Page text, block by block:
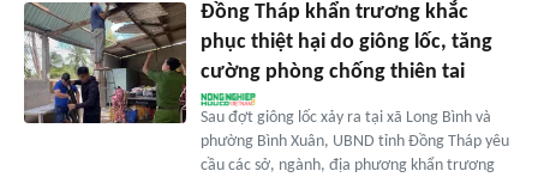
Đồng Tháp khẩn trương khắc
phục thiệt hại do giông lốc, tăng
cường phòng chống thiên tai
Sau đợt giông lốc xảy ra tại xã Long Bình và
phường Bình Xuân, UBND tỉnh Đồng Tháp yêu
cầu các sở, ngành, địa phương khẩn trương